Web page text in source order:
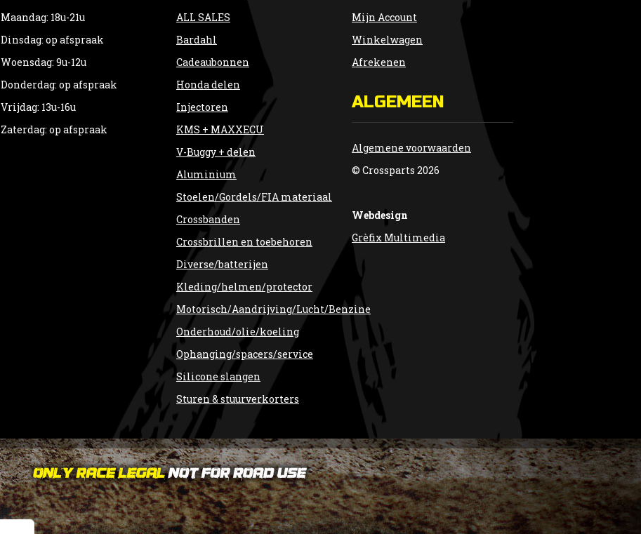
Maandag: 18u-21u
Dinsdag: op afspraak
Woensdag: 9u-12u
Donderdag: op afspraak
Vrijdag: 13u-16u
Zaterdag: op afspraak
ALL SALES
Bardahl
Cadeaubonnen
Honda delen
Injectoren
KMS + MAXXECU
V-Buggy + delen
Aluminium
Stoelen/Gordels/FIA materiaal
Crossbanden
Crossbrillen en toebehoren
Diverse/batterijen
Kleding/helmen/protector
Motorisch/Aandrijving/Lucht/Benzine
Onderhoud/olie/koeling
Ophanging/spacers/service
Silicone slangen
Sturen & stuurverkorters
Mijn Account
Winkelwagen
Afrekenen
ALGEMEEN
Algemene voorwaarden
© Crossparts 2026
Webdesign
Grèfix Multimedia